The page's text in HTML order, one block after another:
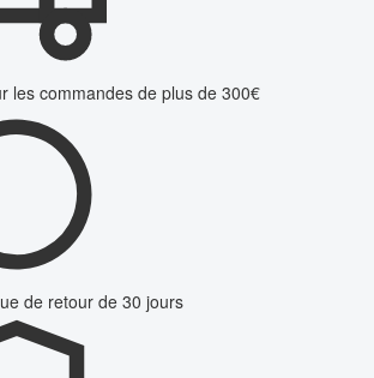
les commandes de plus de 300€
de retour de 30 jours